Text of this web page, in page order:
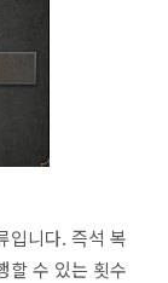
입니다. 즉석 복
할 수 있는 횟수